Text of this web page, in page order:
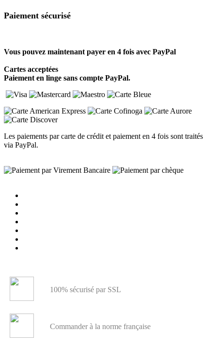
Paiement sécurisé
Vous pouvez maintenant payer en 4 fois avec PayPal
Cartes acceptées
Paiement en linge sans compte PayPal.
Les paiements par carte de crédit et paiement en 4 fois sont traités
via PayPal.
100% sécurisé par SSL
Commander à la norme française